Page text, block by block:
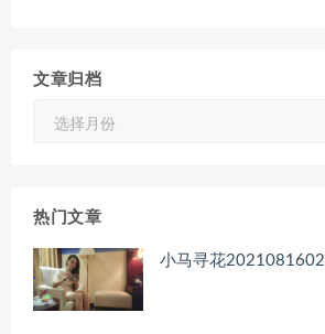
文章归档
热门文章
小马寻花2021081602